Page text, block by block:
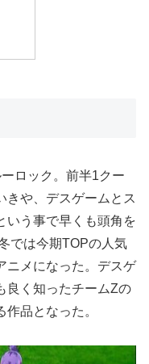
ロック。前半1クー
きや、デスゲームとス
いう事で早くも頭角を
では今期TOPの人気
ニメになった。デスゲ
良く知ったチームZの
品となった。